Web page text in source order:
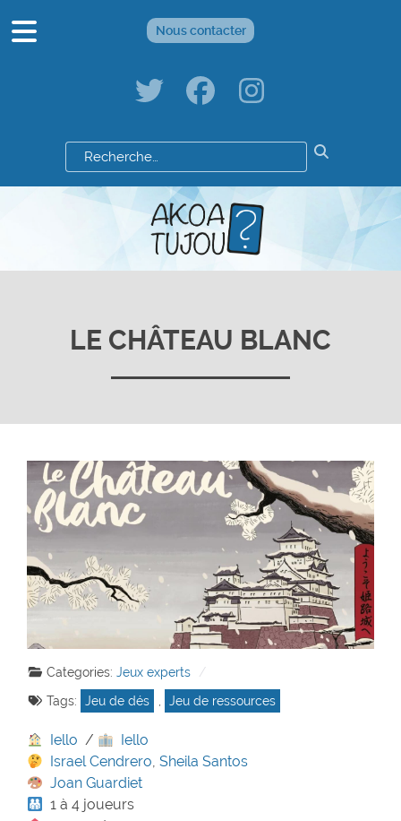
Nous contacter
Résultats
de
votre
recherche
:
LE CHÂTEAU BLANC
Categories: Jeux experts
Tags:
Jeu de dés , Jeu de ressources
Iello /
Iello
Israel Cendrero,Sheila Santos
Joan Guardiet
1 à 4 joueurs